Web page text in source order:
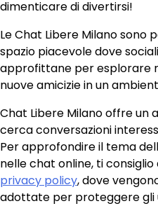
dimenticare di divertirsi!
Le Chat Libere Milano sono
spazio piacevole dove
approfittane per esplorare
nuove amicizie in un
Chat Libere Milano offre un
cerca conversazioni
Per approfondire il tema
nelle chat online, ti
privacy policy, dove
adottate per proteggere gli